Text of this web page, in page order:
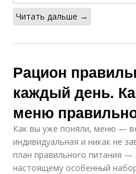
Читать дальше →
Рацион
каждый день.
меню
Как вы уже поняли, меню —
индивидуальная и никак не
план правильного питания —
настоящему особенный